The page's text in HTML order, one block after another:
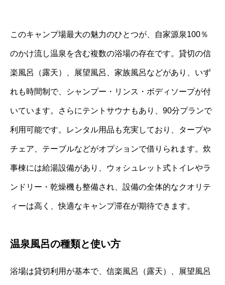
このキャンプ場最大の魅力のひとつが、自家源泉100％
のかけ流し温泉を含む複数の浴場の存在です。貸切の信
楽風呂（露天）、展望風呂、家族風呂などがあり、いず
れも時間制で、シャンプー・リンス・ボディソープが付
いています。さらにテントサウナもあり、90分プランで
利用可能です。レンタル用品も充実しており、タープや
チェア、テーブルなどがオプションで借りられます。炊
事棟には給湯設備があり、ウォシュレット式トイレやラ
ンドリー・乾燥機も整備され、設備の全体的なクオリテ
ィーは高く、快適なキャンプ滞在が期待できます。
温泉風呂の種類と使い方
浴場は貸切利用が基本で、信楽風呂（露天）、展望風呂